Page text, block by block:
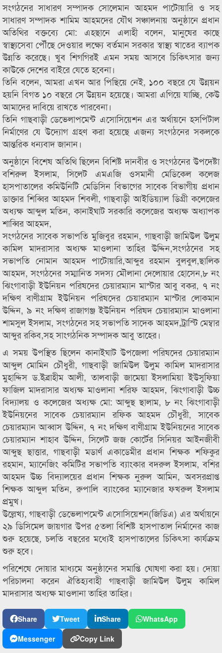
সংগঠনের সাধারণ সম্পাদক সোলেমান আহমদ পাটোয়ারি ও সহ
সাধারণ সম্পাদক শামিম আহমদের যৌথ সঞ্চালনায় অনুষ্ঠানে প্রধান
অতিথির বক্তব্যে মো: এহছানে এলাহী বলেন, মানুষের কাছে
স্বাস্থ্যসেবা পৌঁছে দেওয়ার লক্ষ্যে বর্তমান সরকার স্বাস্থ্য খাতের ব্যাপক
উন্নতি করেছে। খুব শিগগিরই এমন সময় আসবে চিকিৎসার জন্য
কাউকে দেশের বাইরে যেতে হবেনা।
তিনি বলেন, আমরা এখন আর পিছিয়ে নেই, ১০০ বছরে যে উন্নয়ন
হয়নি বিগত ১০ বছরে সে উন্নয়ন হয়েছে। আমরা এগিয়ে যাচ্ছি, কেউ
আমাদের দাবিয়ে রাখতে পারবেনা।
তিনি গাছবাড়ী ডেভেলাপমেন্ট এসোসিয়েশন এর অর্থায়নে হসপিটাল
নির্মাণের যে উদ্যোগ গ্রহণ করা হয়েছে এজন্য সংগঠনের সকলকে
আন্তরিক ধন্যবাদ জানান।
অনুষ্ঠানে বিশেষ অতিথি ছিলেন বিশিষ্ট দানবীর ও সংগঠনের উপদেষ্টা
বশিরুল ইসলাম, সিলেট এমএজি ওসমানী মেডিকেল কলেজ
হাসপাতালের কমিউনিটি মেডিসিন বিভাগের সাবেক বিভাগীয় প্রধান
ডাক্তার শিব্বির আহমদ শিবলী, গাছবাড়ী আইডিয়্যাল ডিগ্রী কলেজের
অধ্যক্ষ আব্দুল মতিন, কানাইঘাট সরকারি কলেজের অধ্যক্ষ অধ্যাপক
শাব্বির আহমদ,
সংগঠনের সাবেক সভাপতি মুজিবুর রহমান, গাছবাড়ী জামিউল উলুম
কামিল মাদরাসার অধ্যক্ষ মাওলানা তাহির উদ্দিন,সংগঠনের সহ
সভাপতি নোমান আহমদ পাটোয়ারি,আব্দুর রহমান বুলবুল,ছালিক
আহমদ, সংগঠনের সম্মানিত সদস্য মৌলানা দেলোয়ার হোসেন,৮ নং
ঝিংগাবাড়ী ইউনিয়ন পরিষদের চেয়ারম্যান মাস্টার আবু বকর, ৭ নং
দক্ষিণ বাণীগ্রাম ইউনিয়ন পরিষদের চেয়ারম্যান মাস্টার লোকমান
উদ্দিন, ৯ নং দক্ষিণ রাজাগঞ্জ ইউনিয়ন পরিষদ চেয়ারম্যান মাওলানা
শামসুল ইসলাম, সংগঠনের সহ সভাপতি সাদেক আহমদ,ট্রাস্টি মেম্বার
আব্দুর রকিব,সহ সাংগঠনিক সম্পাদক আবু তাহের।
এ সময় উপস্থিত ছিলেন কানাইঘাট উপজেলা পরিষদের চেয়ারম্যান
আব্দুল মোমিন চৌধুরী, গাছবাড়ী জামিউল উলুম কামিল মাদরাসার
মুহাদ্দিস ড.ইব্রাহীম আলী, তালবাড়ী জামেয়া ইসলামিয়া ইউসুফিয়া
ফাজিল মাদরাসার অধ্যক্ষ মাওলানা শরিফ আহমদ, ঝিংগাবাড়ী উচ্চ
বিদ্যালয় ও কলেজের অধ্যক্ষ মো: আব্দুছ ছালাম, ৮ নং ঝিংগাবাড়ী
ইউনিয়নের সাবেক চেয়ারম্যান রফিক আহমদ চৌধুরী, সাবেক
চেয়ারম্যান আব্বাস উদ্দিন, ৭ নং দক্ষিণ বাণীগ্রাম ইউনিয়নের সাবেক
চেয়ারম্যান শাহাব উদ্দিন, সিলেট জজ কোর্টের সিনিয়র আইনজীবী
আব্দুছ ছাত্তার, গাছবাড়ী মডার্ণ একাডেমীর প্রধান শিক্ষক শফিকুর
রহমান, ম্যানেজিং কমিটির সভাপতি ব্যাংকার বদরুল ইসলাম, বশির
আহমদ উচ্চ বিদ্যালয়ের প্রধান শিক্ষক নুরুল আমিন, অবসরপ্রাপ্ত
শিক্ষক আব্দুল মতিন, রুপালি ব্যাংকের ম্যানেজার ফখরুল ইসলাম
প্রমুখ।
উল্লেখ্য, গাছবাড়ী ডেভেলাপমেন্ট এসোসিয়েশন(জিডিএ) এর অর্থায়নে
২৯ ডিসিমেল জায়গার উপর ৫তলা বিশিষ্ট হাসপাতাল নির্মানের কাজ
শুরু হয়েছে, চলতি বছরের মধ্যেই হাসপাতালের চিকিৎসা কার্যক্রম
শুরু হবে।
পরিশেষে দোয়ার মাধ্যমে অনুষ্ঠানের সমাপ্তি ঘোষণা করা হয়। দোয়া
পরিচালনা করেন ঐতিহ্যবাহী গাছবাড়ী জামিউল উলুম কামিল
মাদরাসার অধ্যক্ষ মাওলানা তাহির তাহির।
Share Tweet Share
WhatsApp
Messenger
Copy Link